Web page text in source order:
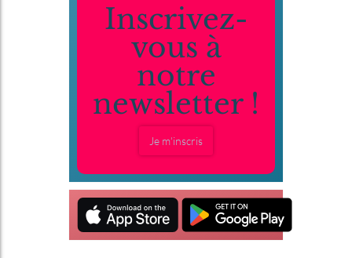
Inscrivez-
vous à
notre
newsletter !
Je m'inscris